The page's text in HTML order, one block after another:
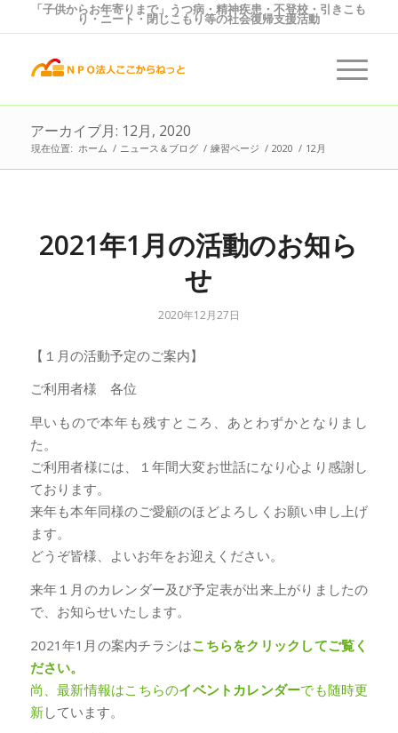
「子供からお年寄りまで」うつ病・精神疾患・不登校・引きこも
り・ニート・閉じこもり等の社会復帰支援活動
アーカイブ月: 12月, 2020
現在位置: ホーム / ニュース＆ブログ / 練習ページ / 2020 / 12月
2021年1月の活動のお知ら
せ
2020年12月27日
【１月の活動予定のご案内】
ご利用者様 各位
早いもので本年も残すところ、あとわずかとなりまし
た。
ご利用者様には、１年間大変お世話になり心より感謝し
ております。
来年も本年同様のご愛顧のほどよろしくお願い申し上げ
ます。
どうぞ皆様、よいお年をお迎えください。
来年１月のカレンダー及び予定表が出来上がりましたの
で、お知らせいたします。
2021年1月の案内チラシはこちらをクリックしてご覧く
ださい。
尚、最新情報はこちらのイベントカレンダーでも随時更
新しています。